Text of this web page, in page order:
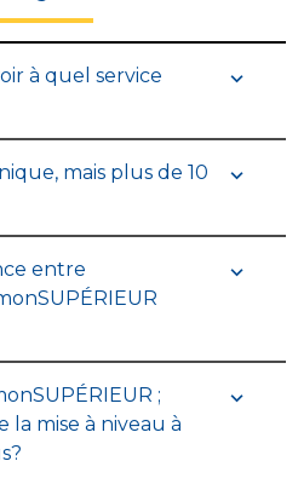
à quel service
mais plus de 10
entre
;
la mise à niveau à